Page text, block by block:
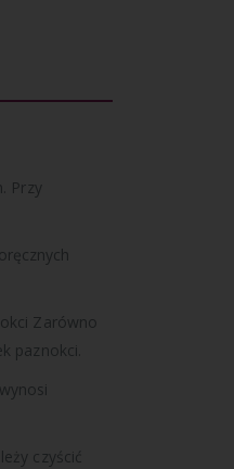
Przy
Zarówno
paznokci.
czyścić